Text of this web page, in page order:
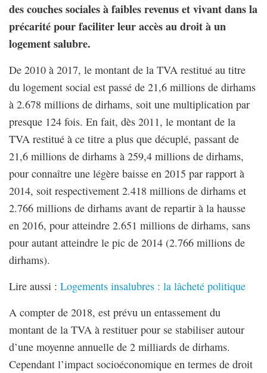
des couches sociales à faibles revenus et vivant dans la
précarité pour faciliter leur accès au droit à un
logement salubre.
De 2010 à 2017, le montant de la TVA restitué au titre
du logement social est passé de 21,6 millions de dirhams
à 2.678 millions de dirhams, soit une multiplication par
presque 124 fois. En fait, dès 2011, le montant de la
TVA restitué à ce titre a plus que décuplé, passant de
21,6 millions de dirhams à 259,4 millions de dirhams,
pour connaître une légère baisse en 2015 par rapport à
2014, soit respectivement 2.418 millions de dirhams et
2.766 millions de dirhams avant de repartir à la hausse
en 2016, pour atteindre 2.651 millions de dirhams, sans
pour autant atteindre le pic de 2014 (2.766 millions de
dirhams).
Lire aussi : Logements insalubres : la lâcheté politique
A compter de 2018, est prévu un entassement du
montant de la TVA à restituer pour se stabiliser autour
d’une moyenne annuelle de 2 milliards de dirhams.
Cependant l’impact socioéconomique en termes de droit